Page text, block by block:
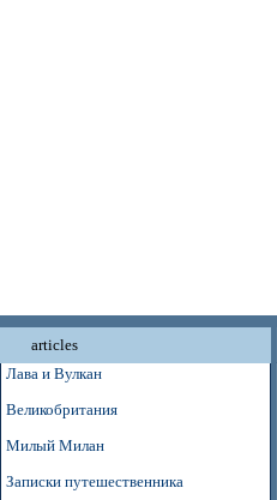
articles
Лава и Вулкан
Великобритания
Милый Милан
Записки путешественника